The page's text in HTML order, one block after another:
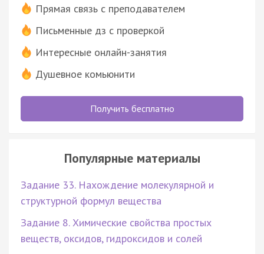
Прямая связь с преподавателем
Письменные дз с проверкой
Интересные онлайн-занятия
Душевное комьюнити
Получить бесплатно
Популярные материалы
Задание 33. Нахождение молекулярной и
структурной формул вещества
Задание 8. Химические свойства простых
веществ, оксидов, гидроксидов и солей